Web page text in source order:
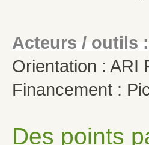
Acteurs / outils :
Orientation : ARI
Financement :
Des points